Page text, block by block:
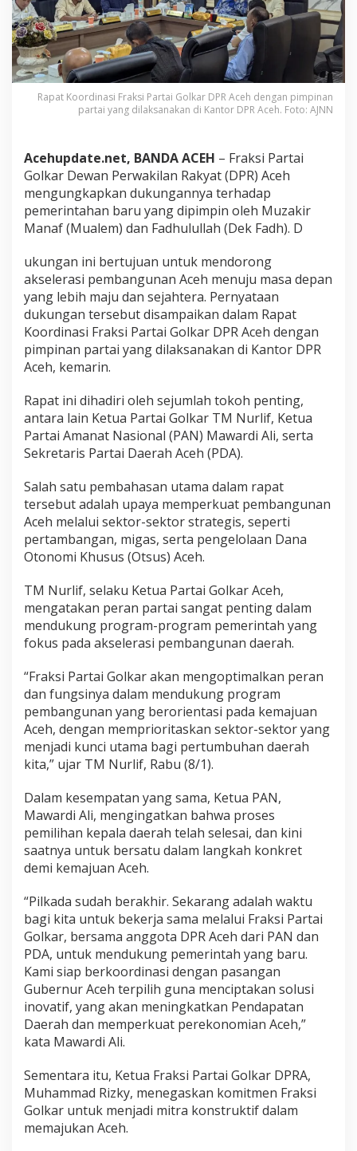
u
k
u
n
g
P
e
m
i
n
t
a
h
a
u
a
l
e
m
-
D
F
d
h
Rapat Koordinasi Fraksi Partai Golkar DPR Aceh dengan pimpinan
partai yang dilaksanakan di Kantor DPR Aceh. Foto: AJNN
Acehupdate.net, BANDA ACEH – Fraksi Partai
Golkar Dewan Perwakilan Rakyat (DPR) Aceh
mengungkapkan dukungannya terhadap
pemerintahan baru yang dipimpin oleh Muzakir
Manaf (Mualem) dan Fadhulullah (Dek Fadh). D
ukungan ini bertujuan untuk mendorong
akselerasi pembangunan Aceh menuju masa depan
yang lebih maju dan sejahtera. Pernyataan
dukungan tersebut disampaikan dalam Rapat
Koordinasi Fraksi Partai Golkar DPR Aceh dengan
pimpinan partai yang dilaksanakan di Kantor DPR
Aceh, kemarin.
Rapat ini dihadiri oleh sejumlah tokoh penting,
antara lain Ketua Partai Golkar TM Nurlif, Ketua
Partai Amanat Nasional (PAN) Mawardi Ali, serta
Sekretaris Partai Daerah Aceh (PDA).
Salah satu pembahasan utama dalam rapat
tersebut adalah upaya memperkuat pembangunan
Aceh melalui sektor-sektor strategis, seperti
pertambangan, migas, serta pengelolaan Dana
Otonomi Khusus (Otsus) Aceh.
TM Nurlif, selaku Ketua Partai Golkar Aceh,
mengatakan peran partai sangat penting dalam
mendukung program-program pemerintah yang
fokus pada akselerasi pembangunan daerah.
“Fraksi Partai Golkar akan mengoptimalkan peran
dan fungsinya dalam mendukung program
pembangunan yang berorientasi pada kemajuan
Aceh, dengan memprioritaskan sektor-sektor yang
menjadi kunci utama bagi pertumbuhan daerah
kita,” ujar TM Nurlif, Rabu (8/1).
Dalam kesempatan yang sama, Ketua PAN,
Mawardi Ali, mengingatkan bahwa proses
pemilihan kepala daerah telah selesai, dan kini
saatnya untuk bersatu dalam langkah konkret
demi kemajuan Aceh.
“Pilkada sudah berakhir. Sekarang adalah waktu
bagi kita untuk bekerja sama melalui Fraksi Partai
Golkar, bersama anggota DPR Aceh dari PAN dan
PDA, untuk mendukung pemerintah yang baru.
Kami siap berkoordinasi dengan pasangan
Gubernur Aceh terpilih guna menciptakan solusi
inovatif, yang akan meningkatkan Pendapatan
Daerah dan memperkuat perekonomian Aceh,”
kata Mawardi Ali.
Sementara itu, Ketua Fraksi Partai Golkar DPRA,
Muhammad Rizky, menegaskan komitmen Fraksi
Golkar untuk menjadi mitra konstruktif dalam
memajukan Aceh.